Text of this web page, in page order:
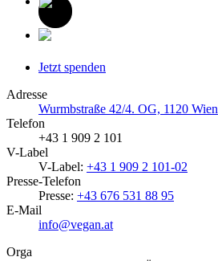
Jetzt spenden
Adresse
Wurmbstraße 42/4. OG, 1120 Wien
Telefon
+43 1 909 2 101
V-Label
V-Label: +43 1 909 2 101-02
Presse-Telefon
Presse: +43 676 531 88 95
E-Mail
info@vegan.at
Orga